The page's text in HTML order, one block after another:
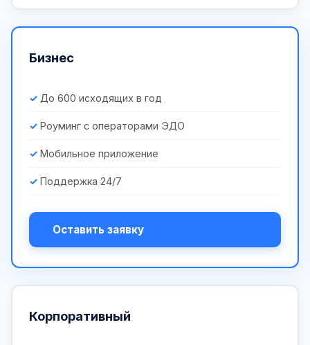
Бизнес
До 600 исходящих в год
Роуминг с операторами ЭДО
Мобильное приложение
Поддержка 24/7
Оставить заявку
Корпоративный